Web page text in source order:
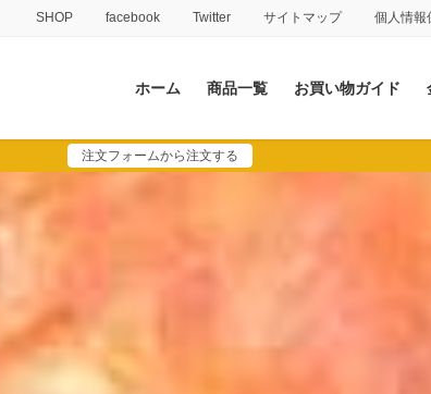
SHOP facebook Twitter サイトマップ 個人情報
ホーム 商品一覧 お買い物ガイド
注文フォームから注文する